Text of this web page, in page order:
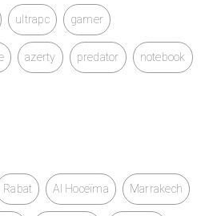
ultrapc gamer
azerty predator notebook
Rabat Al Hoceïma Marrakech